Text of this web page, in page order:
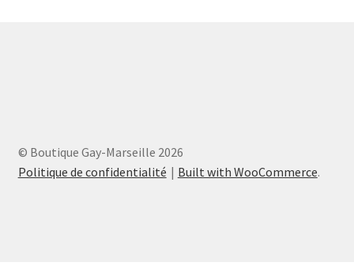
© Boutique Gay-Marseille 2026
Politique de confidentialité
Built with WooCommerce.